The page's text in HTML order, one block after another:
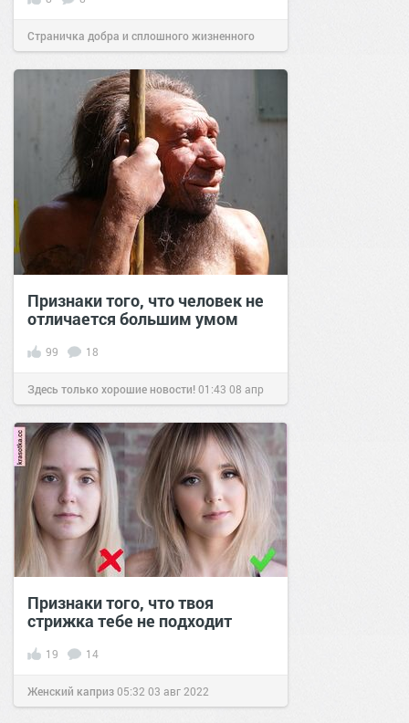
Страничка добра и сплошного жизненного
позитива!13:1910 апр 2026
Признаки того, что человек не
отличается большим умом
99 18
Здесь только хорошие новости!01:43 08 апр
2021
Признаки того, что твоя
стрижка тебе не подходит
19 14
Женский каприз05:32 03 авг 2022